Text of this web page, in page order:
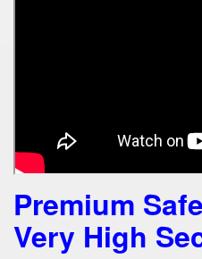
Premium
Very High